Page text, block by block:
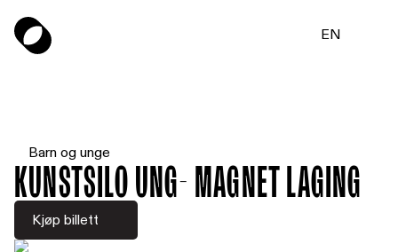
EN
Barn og unge
Kunstsilo UNG- Magnet laging
Kjøp billett